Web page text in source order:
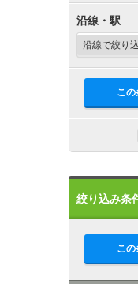
沿線・駅
この
絞り込み条
この